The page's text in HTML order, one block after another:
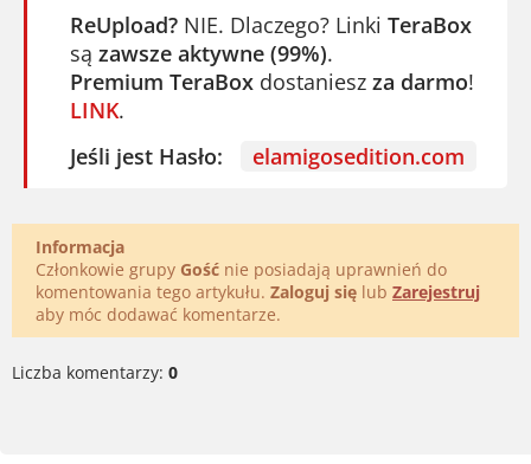
ReUpload? NIE. Dlaczego? Linki TeraBox
są zawsze aktywne (99%).
Premium TeraBox dostaniesz za darmo!
LINK.
Jeśli jest Hasło:
elamigosedition.com
Informacja
Członkowie grupy Gość nie posiadają uprawnień do
komentowania tego artykułu. Zaloguj się lub Zarejestruj
aby móc dodawać komentarze.
Liczba komentarzy: 0